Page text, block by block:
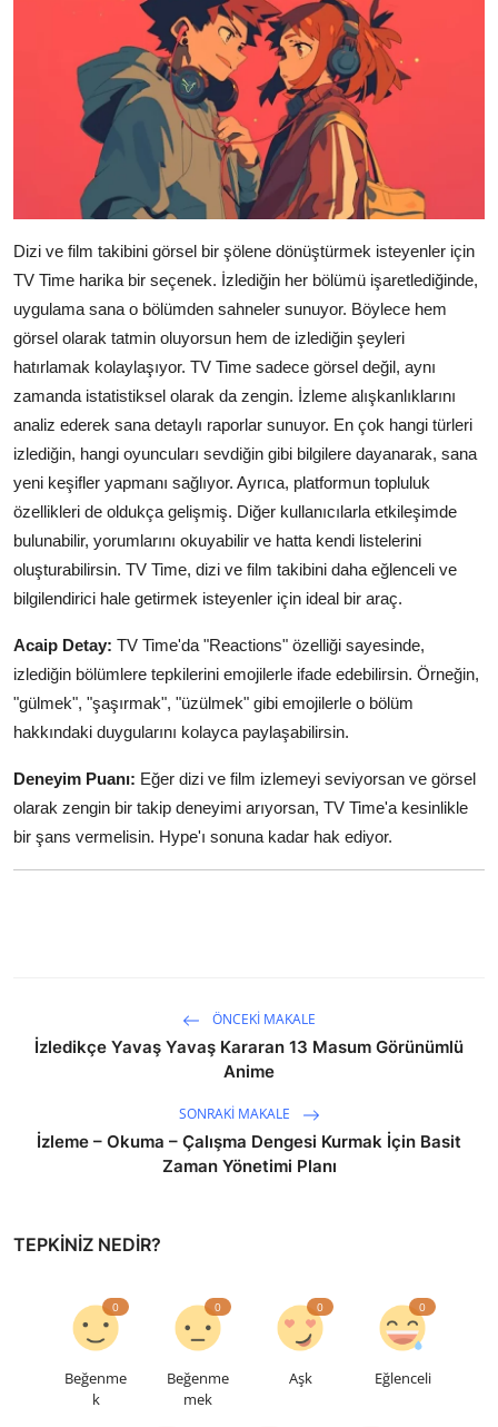
Dizi ve film takibini görsel bir şölene dönüştürmek isteyenler için
TV Time harika bir seçenek. İzlediğin her bölümü işaretlediğinde,
uygulama sana o bölümden sahneler sunuyor. Böylece hem
görsel olarak tatmin oluyorsun hem de izlediğin şeyleri
hatırlamak kolaylaşıyor. TV Time sadece görsel değil, aynı
zamanda istatistiksel olarak da zengin. İzleme alışkanlıklarını
analiz ederek sana detaylı raporlar sunuyor. En çok hangi türleri
izlediğin, hangi oyuncuları sevdiğin gibi bilgilere dayanarak, sana
yeni keşifler yapmanı sağlıyor. Ayrıca, platformun topluluk
özellikleri de oldukça gelişmiş. Diğer kullanıcılarla etkileşimde
bulunabilir, yorumlarını okuyabilir ve hatta kendi listelerini
oluşturabilirsin. TV Time, dizi ve film takibini daha eğlenceli ve
bilgilendirici hale getirmek isteyenler için ideal bir araç.
Acaip Detay: TV Time'da "Reactions" özelliği sayesinde,
izlediğin bölümlere tepkilerini emojilerle ifade edebilirsin. Örneğin,
"gülmek", "şaşırmak", "üzülmek" gibi emojilerle o bölüm
hakkındaki duygularını kolayca paylaşabilirsin.
Deneyim Puanı: Eğer dizi ve film izlemeyi seviyorsan ve görsel
olarak zengin bir takip deneyimi arıyorsan, TV Time'a kesinlikle
bir şans vermelisin. Hype'ı sonuna kadar hak ediyor.
ÖNCEKI MAKALE
İzledikçe Yavaş Yavaş Kararan 13 Masum Görünümlü
Anime
SONRAKI MAKALE
İzleme – Okuma – Çalışma Dengesi Kurmak İçin Basit
Zaman Yönetimi Planı
TEPKINIZ NEDIR?
Beğenme
k
0
Beğenme
mek
0
Aşk
0
Eğlenceli
0